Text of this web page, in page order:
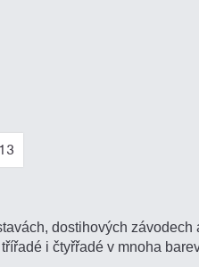
13
dostihových závodech
i čtyřřadé v mnoha